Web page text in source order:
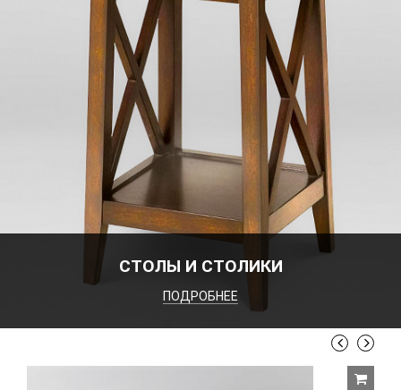
СТОЛЫ И СТОЛИКИ
ПОДРОБНЕЕ